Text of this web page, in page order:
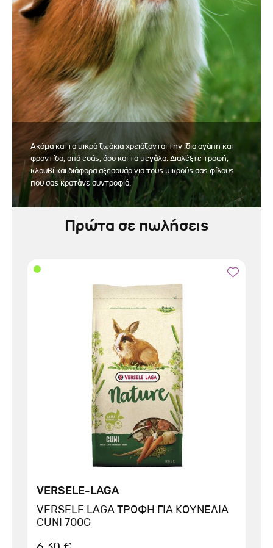
Ακόμα και τα μικρά ζωάκια χρειάζονται την ίδια αγάπη και
φροντίδα, από εσάς, όσο και τα μεγάλα. Διαλέξτε τροφή,
κλουβί και διάφορα αξεσουάρ για τους μικρούς σας φίλους
που σας κρατάνε συντροφιά.
Πρώτα σε πωλήσεις
VERSELE-LAGA
VERSELE LAGA ΤΡΟΦΗ ΓΙΑ ΚΟΥΝΕΛΙΑ
CUNI 700G